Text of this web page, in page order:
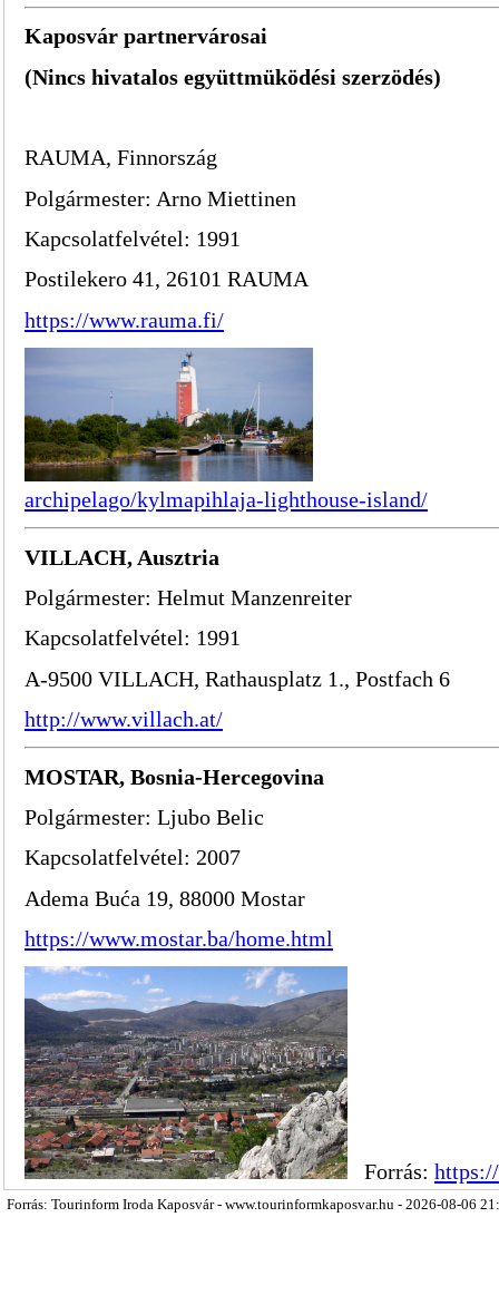
Kaposvár partnervárosai
(Nincs hivatalos együttmüködési szerzödés)
RAUMA, Finnország
Polgármester: Arno Miettinen
Kapcsolatfelvétel: 1991
Postilekero 41, 26101 RAUMA
https://www.rauma.fi/
archipelago/kylmapihlaja-lighthouse-island/
VILLACH, Ausztria
Polgármester: Helmut Manzenreiter
Kapcsolatfelvétel: 1991
A-9500 VILLACH, Rathausplatz 1., Postfach 6
http://www.villach.at/
MOSTAR, Bosnia-Hercegovina
Polgármester: Ljubo Belic
Kapcsolatfelvétel: 2007
Adema Buća 19, 88000 Mostar
https://www.mostar.ba/home.html
Forrás:
Forrás: Tourinform Iroda Kaposvár - www.tourinformkaposvar.hu - 2026-08-06